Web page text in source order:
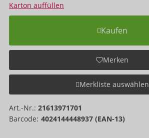
Karton auffüllen
Kaufen
Merken
Merkliste auswählen
Art.-Nr.: 21613971701
Barcode: 4024144448937 (EAN-13)